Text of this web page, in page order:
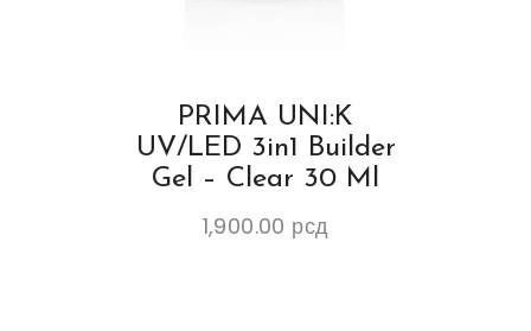
PRIMA UNI:K
UV/LED 3in1 Builder
Gel – Clear 30 Ml
1,900.00 рсд